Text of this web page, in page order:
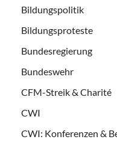
Bildungspolitik
Bildungsproteste
Bundesregierung
Bundeswehr
CFM-Streik & Charité
CWI
CWI: Konferenzen &